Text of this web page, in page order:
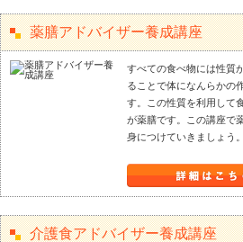
薬膳アドバイザー養成講座
すべての食べ物には性質
ることで体になんらかの
す。この性質を利用して
が薬膳です。この講座で
身につけていきましょう。
介護食アドバイザー養成講座